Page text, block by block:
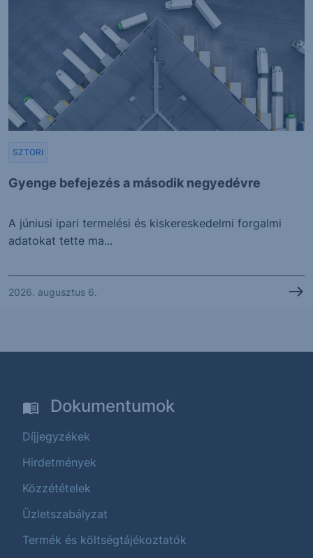
Gyenge befejezés a második negyedévre
SZTORI
A júniusi ipari termelési és kiskereskedelmi forgalmi
adatokat tette ma...
2026. augusztus 6.
Dokumentumok
Díjjegyzékek
Hirdetmények
Közzétételek
Üzletszabályzat
Termék és költségtájékoztatók